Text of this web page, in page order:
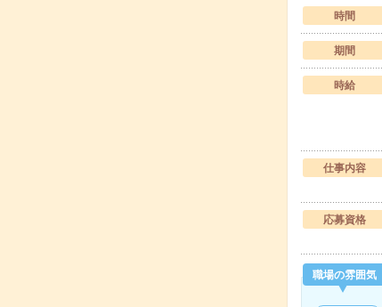
時間
期間
時給
仕事内容
応募資格
職場の雰囲気